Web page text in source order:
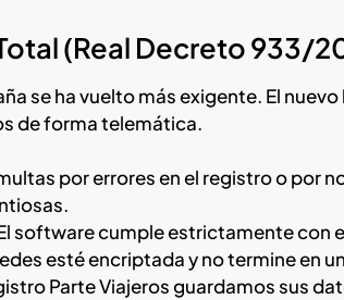
(Real Decreto 933/
se ha vuelto más exigente. El nuevo
de forma telemática.
por errores en el registro o por
software cumple estrictamente con
esté encriptada y no termine en
Parte Viajeros guardamos sus